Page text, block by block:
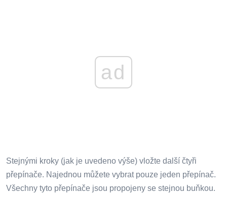
ad
Stejnými kroky (jak je uvedeno výše) vložte další čtyři
přepínače. Najednou můžete vybrat pouze jeden přepínač.
Všechny tyto přepínače jsou propojeny se stejnou buňkou.